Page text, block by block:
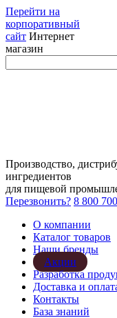
Перейти на
корпоративный
сайт Интернет
магазин
Производство,
ингредиентов
для пищевой
Перезвонить? 8 800
О компании
Каталог товаров
Наши бренды
Акции
Разработка
Доставка и
Контакты
База знаний